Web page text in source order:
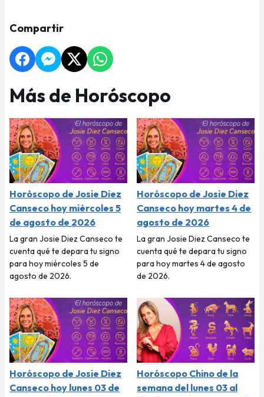
Compartir
Más de Horóscopo
Horóscopo de Josie Diez
Canseco hoy miércoles 5
de agosto de 2026
La gran Josie Diez Canseco te
cuenta qué te depara tu signo
para hoy miércoles 5 de
agosto de 2026.
Horóscopo de Josie Diez
Canseco hoy martes 4 de
agosto de 2026
La gran Josie Diez Canseco te
cuenta qué te depara tu signo
para hoy martes 4 de agosto
de 2026.
Horóscopo de Josie Diez
Canseco hoy lunes 03 de
Horóscopo Chino de la
semana del lunes 03 al